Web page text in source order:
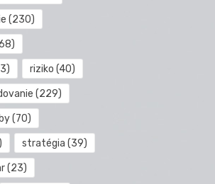
(230)
riziko (40)
(229)
(70)
stratégia (39)
(23)